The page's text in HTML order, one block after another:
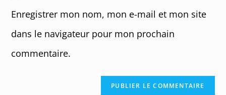
(optional)
Enregistrer mon nom, mon e-mail et mon site
dans le navigateur pour mon prochain
commentaire.